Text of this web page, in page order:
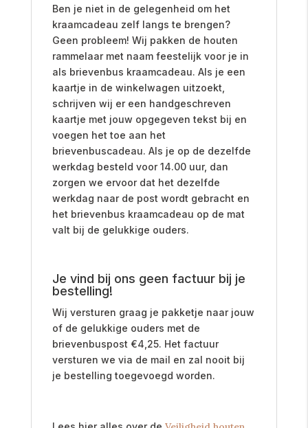
Ben je niet in de gelegenheid om het
kraamcadeau zelf langs te brengen?
Geen probleem! Wij pakken de houten
rammelaar met naam feestelijk voor je in
als brievenbus kraamcadeau. Als je een
kaartje in de winkelwagen uitzoekt,
schrijven wij er een handgeschreven
kaartje met jouw opgegeven tekst bij en
voegen het toe aan het
brievenbuscadeau. Als je op de dezelfde
werkdag besteld voor 14.00 uur, dan
zorgen we ervoor dat het dezelfde
werkdag naar de post wordt gebracht en
het brievenbus kraamcadeau op de mat
valt bij de gelukkige ouders.
Je vind bij ons geen factuur bij je
bestelling!
Wij versturen graag je pakketje naar jouw
of de gelukkige ouders met de
brievenbuspost €4,25. Het factuur
versturen we via de mail en zal nooit bij
je bestelling toegevoegd worden.